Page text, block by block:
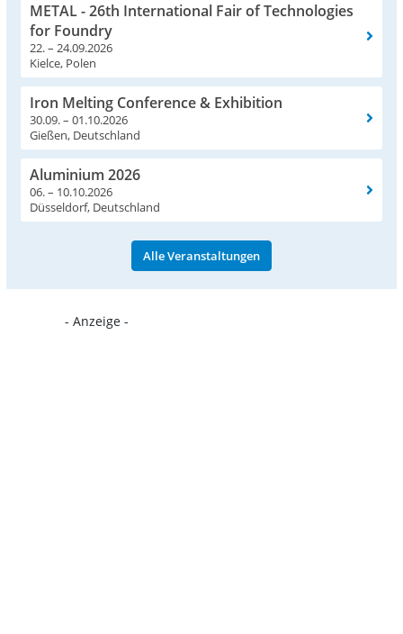
METAL - 26th International Fair of Technologies
for Foundry
22. – 24.09.2026
Kielce, Polen
Iron Melting Conference & Exhibition
30.09. – 01.10.2026
Gießen, Deutschland
Aluminium 2026
06. – 10.10.2026
Düsseldorf, Deutschland
Alle Veranstaltungen
- Anzeige -